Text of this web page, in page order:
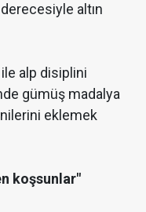
altın
alp disiplini
gümüş madalya
eklemek
koşsunlar"